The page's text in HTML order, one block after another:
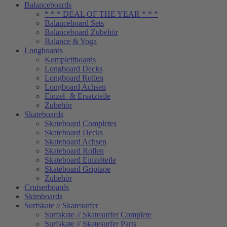
Balanceboards
* * * DEAL OF THE YEAR * * *
Balanceboard Sets
Balanceboard Zubehör
Balance & Yoga
Longboards
Komplettboards
Longboard Decks
Longboard Rollen
Longboard Achsen
Einzel- & Ersatzteile
Zubehör
Skateboards
Skateboard Completes
Skateboard Decks
Skateboard Achsen
Skateboard Rollen
Skateboard Einzelteile
Skateboard Griptape
Zubehör
Cruiserboards
Skimboards
Surfskate // Skatesurfer
Surfskate // Skatesurfer Complete
Surfskate // Skatesurfer Parts